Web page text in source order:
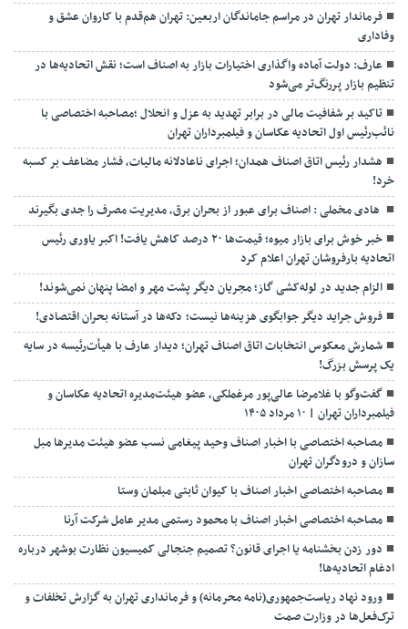
فرماندار تهران در مراسم جاماندگان اربعین: تهران هم‌قدم با کاروان عشق و
وفاداری
عارف: دولت آماده واگذاری اختیارات بازار به اصناف است؛ نقش اتحادیه‌ها در
تنظیم بازار پررنگ‌تر می‌شود
تاکید بر شفافیت مالی در برابر تهدید به عزل و انحلال ;مصاحبه اختصاصی با
نائب‌رئیس اول اتحادیه عکاسان و فیلمبرداران تهران
هشدار رئیس اتاق اصناف همدان؛ اجرای ناعادلانه مالیات، فشار مضاعف بر کسبه
خرد!
هادی مخملی : اصناف برای عبور از بحران برق، مدیریت مصرف را جدی بگیرند
خبر خوش برای بازار میوه؛ قیمت‌ها ۲۰ درصد کاهش یافت! اکبر یاوری رئیس
اتحادیه بارفروشان تهران اعلام کرد
الزام جدید در لوله‌کشی گاز؛ مجریان دیگر پشت مهر و امضا پنهان نمی‌شوند!
فروش جراید دیگر جوابگوی هزینه‌ها نیست؛ دکه‌ها در آستانه بحران اقتصادی!
شمارش معکوس انتخابات اتاق اصناف تهران؛ دیدار عارف با هیأت‌رئیسه در سایه
یک پرسش بزرگ!
گفت‌وگو با غلامرضا عالی‌پور مرغملکی، عضو هیئت‌مدیره اتحادیه عکاسان و
فیلمبرداران تهران | ۱۰ مرداد ۱۴۰۵
مصاحبه اختصاصی با اخبار اصناف وحید پیغامی نسب عضو هیئت مدیرها مبل
سازان و درودگران تهران
مصاحبه اختصاصی اخبار اصناف با کیوان ثابتی مبلمان وستا
مصاحبه اختصاصی اخبار اصناف با محمود رستمی مدیر عامل شرکت آرنا
دور زدن بخشنامه یا اجرای قانون؟ تصمیم جنجالی کمیسیون نظارت بوشهر درباره
ادغام اتحادیه‌ها!
ورود نهاد ریاست‌جمهوری(نامه محرمانه) و فرمانداری تهران به گزارش تخلفات و
ترک‌فعل‌ها در وزارت صمت